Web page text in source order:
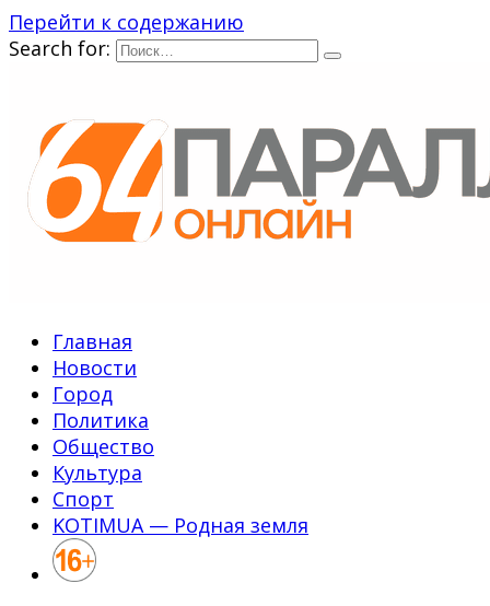
Перейти к содержанию
Search for:
Главная
Новости
Город
Политика
Общество
Культура
Спорт
KOTIMUA — Родная земля